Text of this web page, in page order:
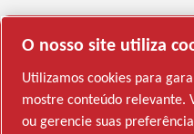
O nosso site utiliza
Utilizamos cookies para
mostre conteúdo relevante.
ou gerencie suas